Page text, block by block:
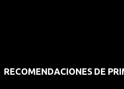
RECOMENDACIONES DE